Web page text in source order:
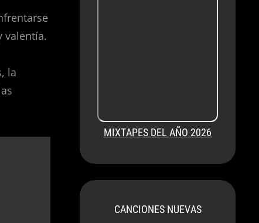
valentía.
la
MIXTAPES DEL AÑO 2026
CANCIONES NUEVAS